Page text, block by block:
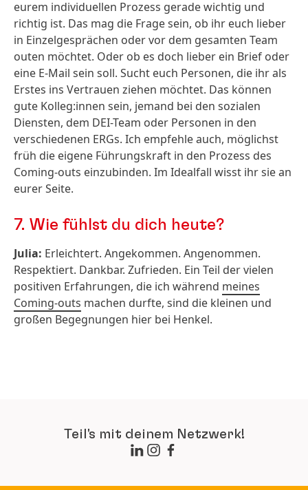
eurem individuellen Prozess gerade wichtig und
richtig ist. Das mag die Frage sein, ob ihr euch lieber
in Einzelgesprächen oder vor dem gesamten Team
outen möchtet. Oder ob es doch lieber ein Brief oder
eine E-Mail sein soll. Sucht euch Personen, die ihr als
Erstes ins Vertrauen ziehen möchtet. Das können
gute Kolleg:innen sein, jemand bei den sozialen
Diensten, dem DEI-Team oder Personen in den
verschiedenen ERGs. Ich empfehle auch, möglichst
früh die eigene Führungskraft in den Prozess des
Coming-outs einzubinden. Im Idealfall wisst ihr sie an
eurer Seite.
7. Wie fühlst du dich heute?
Julia: Erleichtert. Angekommen. Angenommen.
Respektiert. Dankbar. Zufrieden. Ein Teil der vielen
positiven Erfahrungen, die ich während meines
Coming-outs machen durfte, sind die kleinen und
großen Begegnungen hier bei Henkel.
Teil's mit deinem Netzwerk!